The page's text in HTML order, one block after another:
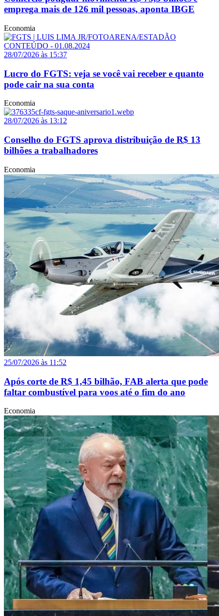
emprega mais de 126 mil pessoas, aponta IBGE
Economia
28/07/2026 às 15:37
Lucro do FGTS: veja se você vai receber e quanto
pode cair na sua conta
Economia
28/07/2026 às 13:12
Conselho do FGTS aprova distribuição de R$ 13
bilhões a trabalhadores
Economia
25/07/2026 às 11:52
Após corte de R$ 1,45 bilhão, FAB alerta que pode
faltar combustível para voos até o fim do ano
Economia